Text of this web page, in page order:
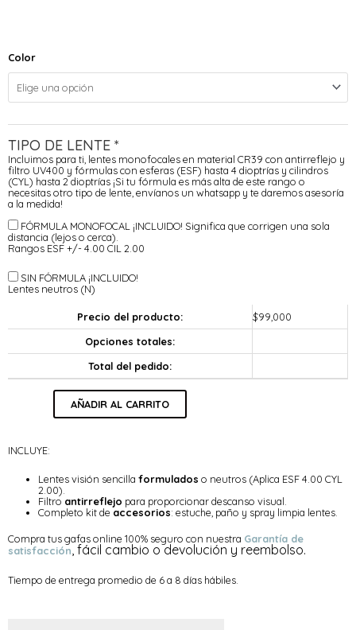
Color
TIPO DE LENTE *
Incluimos para ti, lentes monofocales en material CR39 con antirreflejo y
filtro UV400 y fórmulas con esferas (ESF) hasta 4 dioptrías y cilindros
(CYL) hasta 2 dioptrías ¡Si tu fórmula es más alta de este rango o
necesitas otro tipo de lente, envíanos un whatsapp y te daremos asesoría
a la medida!
FÓRMULA MONOFOCAL ¡INCLUIDO! Significa que corrigen una sola
distancia (lejos o cerca).
Rangos ESF +/- 4.00 CIL 2.00
SIN FÓRMULA ¡INCLUIDO!
Lentes neutros (N)
Precio del producto: $99,000
Opciones totales:
Total del pedido:
AÑADIR AL CARRITO
INCLUYE:
Lentes visión sencillaformulados o neutros (Aplica ESF 4.00 CYL
2.00).
Filtro antirreflejo para proporcionar descanso visual.
Completo kit de accesorios: estuche, paño y spray limpia lentes.
Compra tus gafas online 100% seguro con nuestra Garantía de
satisfacción, fácil cambio o devolución y reembolso.
Tiempo de entrega promedio de 6 a 8 días hábiles.